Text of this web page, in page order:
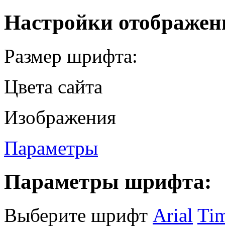
Настройки
Размер шрифта:
Цвета сайта
Изображения
Параметры
Параметры шрифта:
Выберите шрифт Arial